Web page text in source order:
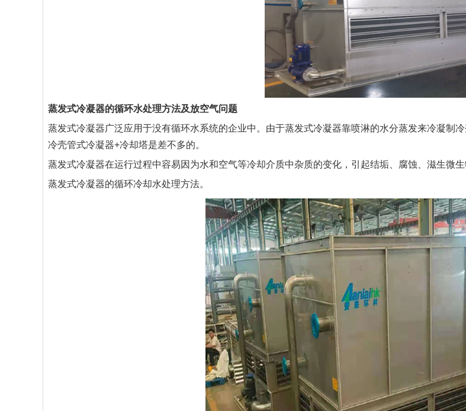
蒸发式冷凝器的循环水处理方法及放空气问题
蒸发式冷凝器广泛应用于没有循环水系统的企业中。由于蒸发式冷凝器靠喷淋的水分蒸发来冷凝制
冷壳管式冷凝器+冷却塔是差不多的。
蒸发式冷凝器在运行过程中容易因为水和空气等冷却介质中杂质的变化，引起结垢、腐蚀、滋生微
蒸发式冷凝器的循环冷却水处理方法。